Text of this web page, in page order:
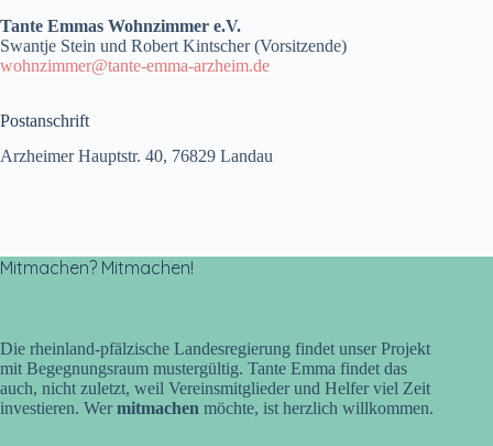
Tante Emmas Wohnzimmer e.V.
Swantje Stein und Robert Kintscher (Vorsitzende)
wohnzimmer@tante-emma-arzheim.de
Postanschrift
Arzheimer Hauptstr. 40, 76829 Landau
Mitmachen? Mitmachen!
Die rheinland-pfälzische Landesregierung findet unser Projekt
mit Begegnungsraum mustergültig. Tante Emma findet das
auch, nicht zuletzt, weil Vereinsmitglieder und Helfer viel Zeit
investieren. Wermitmachen möchte, ist herzlich willkommen.